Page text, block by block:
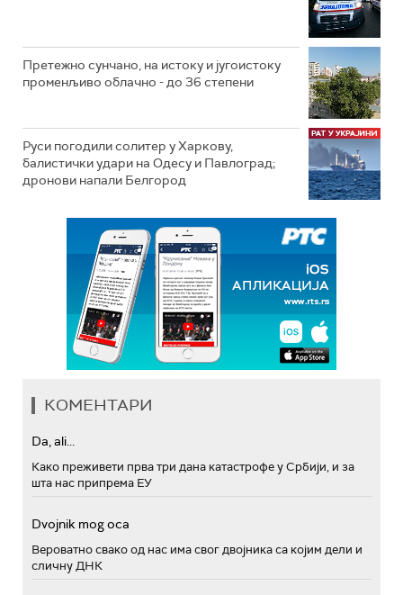
Претежно сунчано, на истоку и југоистоку
променљиво облачно - до 36 степени
Руси погодили солитер у Харкову,
балистички удари на Одесу и Павлоград;
дронови напали Белгород
КОМЕНТАРИ
Da, ali...
Како преживети прва три дана катастрофе у Србији, и за
шта нас припрема ЕУ
Dvojnik mog oca
Вероватно свако од нас има свог двојника са којим дели и
сличну ДНК